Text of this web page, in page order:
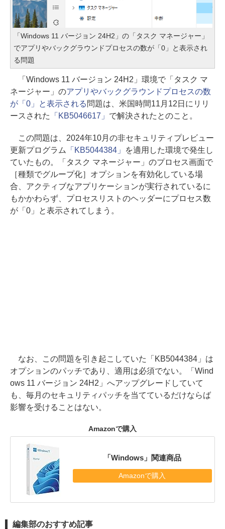
「Windows 11 バージョン 24H2」の「タスク マネージャー」
でアプリやバックグラウンドプロセスの数が「0」と表示され
る問題
「Windows 11 バージョン 24H2」環境で「タスク マ
ネージャー」のアプリやバックグラウンドプロセスの数
が「0」と表示される 問題は、米国時間11月12日にリリ
ースされた
「KB5046617」 で解決されたとのこと。
この問題は、2024年10月の非セキュリティプレビュー
更新プログラム
「KB5044384」
を適用した環境で発生し
ていたもの。「タスク マネージャー」のプロセス画面で
［種類でグループ化］オプションを有効化している場
合、アクティブなアプリケーションが実行されているに
もかかわらず、プロセスリストのヘッダーにプロセス数
が「0」と表示されてしまう。
なお、この問題を引き起こしていた「KB5044384」は
オプションのパッチであり、適用は必須でない。「Wind
ows 11 バージョン 24H2」へアップグレードしていて
も、毎月のセキュリティパッチを当てているだけならば
影響を受けることはない。
Amazonで購入
「Windows」関連商品
Amazonで購入
編集部のおすすめ記事